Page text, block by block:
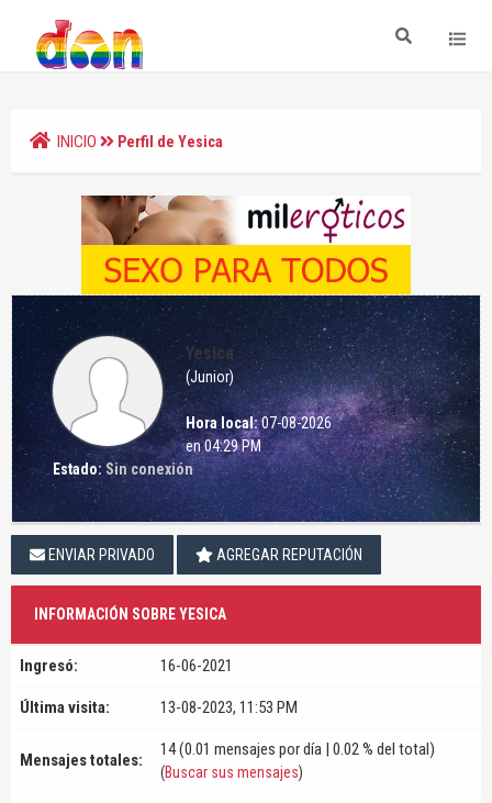
INICIO Perfil de Yesica
Yesica
(Junior)
Hora local:07-08-2026
en 04:29 PM
Estado: Sin conexión
ENVIAR PRIVADO AGREGAR REPUTACIÓN
INFORMACIÓN SOBRE YESICA
Ingresó: 16-06-2021
Última visita: 13-08-2023, 11:53 PM
Mensajes totales:
14 (0.01 mensajes por día | 0.02 % del total)
(Buscar sus mensajes)